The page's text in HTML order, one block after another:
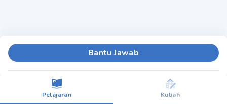
Bantu Jawab
Pelajaran Kuliah